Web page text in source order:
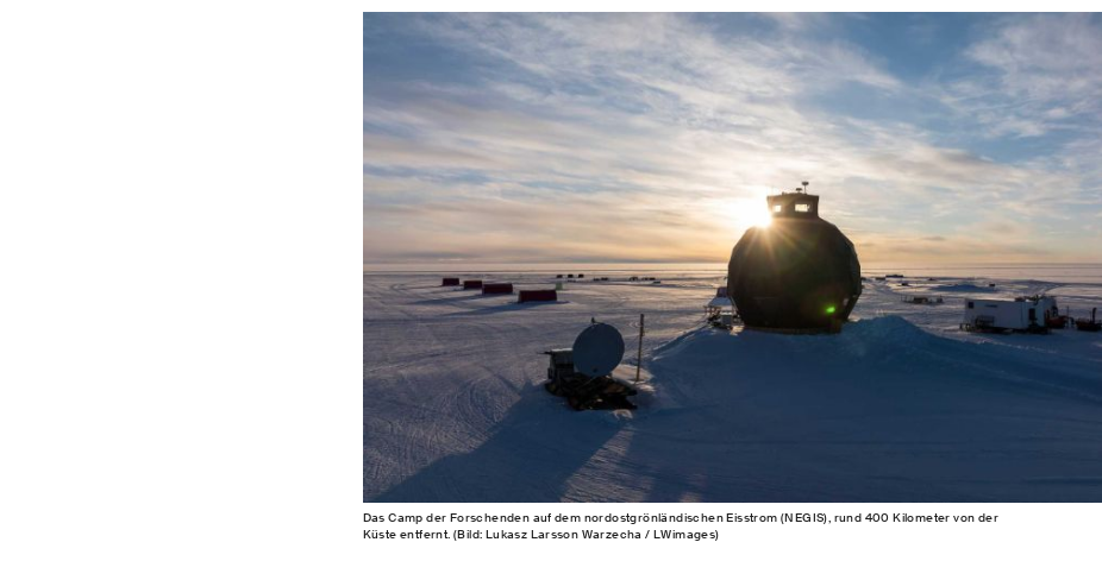
Das Camp der Forschenden auf dem nordostgrönländischen Eisstrom (NEGIS), rund 400 Kilometer von der
Küste entfernt. (Bild: Lukasz Larsson Warzecha / LWimages)